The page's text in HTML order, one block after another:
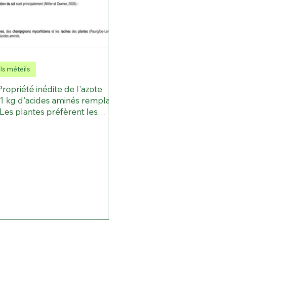
inédite de l'azote
kg d'acides aminés remplace
plantes préfèrent les
méteils